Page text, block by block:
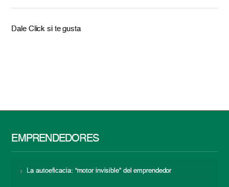
Dale Click si te gusta
EMPRENDEDORES
La autoeficacia: “motor invisible” del emprendedor